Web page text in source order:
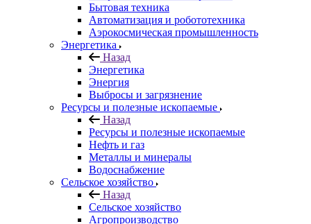
Бытовая техника
Автоматизация и робототехника
Аэрокосмическая промышленность
Энергетика
Назад
Энергетика
Энергия
Выбросы и загрязнение
Ресурсы и полезные ископаемые
Назад
Ресурсы и полезные ископаемые
Нефть и газ
Металлы и минералы
Водоснабжение
Сельское хозяйство
Назад
Сельское хозяйство
Агропроизводство